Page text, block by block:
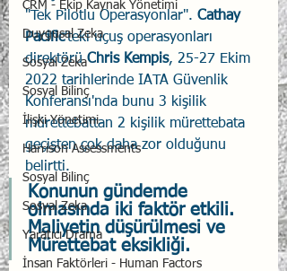
CRM - Ekip Kaynak Yönetimi
Duygusal Zeka
Sosyal Zeka
Sosyal Bilinç
İlişki Yönetimi
Harrison Assessments
Sosyal Bilinç
Sosyal Zeka
Yaratıcı Drama
İnsan Faktörleri - Human Factors
"Tek Pilotlu Operasyonlar". Cathay
Pacific'teki uçuş operasyonları
direktörü Chris Kempis, 25-27 Ekim
2022 tarihlerinde IATA Güvenlik
Konferansı'nda bunu 3 kişilik
mürettebattan 2 kişilik mürettebata
geçişten çok daha zor olduğunu
belirtti.
Konunun gündemde
olmasında iki faktör etkili.
Maliyetin düşürülmesi ve
Mürettebat eksikliği.